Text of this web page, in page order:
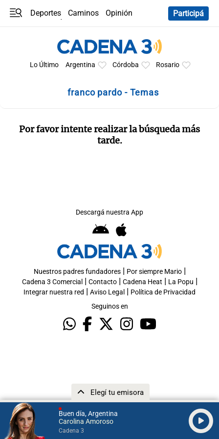
Buen día, Argentina
Carolina Amoroso
Cadena 3
Elegí tu emisora
Deportes Caminos
Opinión
Participá
Lo Último Argentina Córdoba Rosario
franco pardo - Temas
Por favor intente realizar la búsqueda más
tarde.
Descargá nuestra App
Nuestros padres fundadores| Por siempre Mario|
Cadena 3 Comercial | Contacto| Cadena Heat | La Popu |
Integrar nuestra red | Aviso Legal | Política de Privacidad
Seguinos en